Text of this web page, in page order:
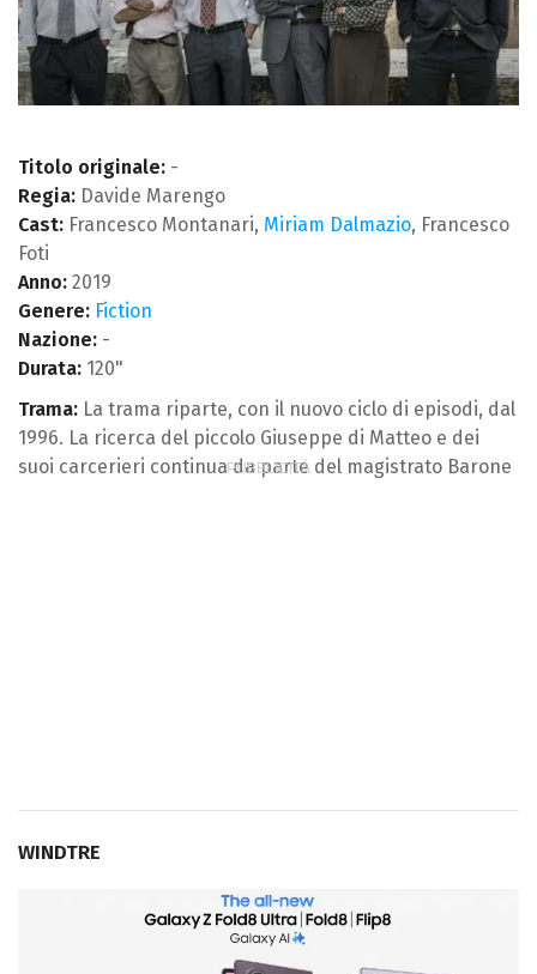
Titolo originale: -
Regia: Davide Marengo
Cast: Francesco Montanari, Miriam Dalmazio, Francesco
Foti
Anno: 2019
Genere: Fiction
Nazione: -
Durata: 120"
Trama: La trama riparte, con il nuovo ciclo di episodi, dal
1996. La ricerca del piccolo Giuseppe di Matteo e dei
suoi carcerieri continua da parte del magistrato Barone
WINDTRE